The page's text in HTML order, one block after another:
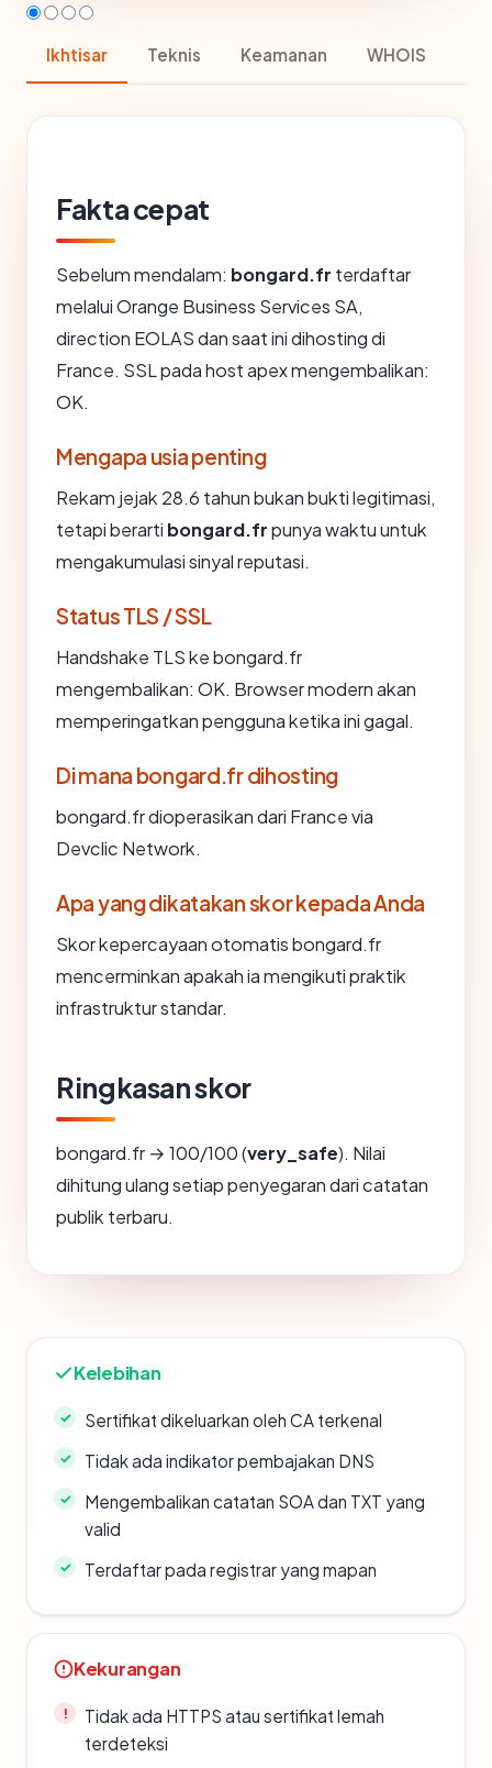
Ikhtisar Teknis Keamanan WHOIS
Fakta cepat
Sebelum mendalam: bongard.fr terdaftar
melalui Orange Business Services SA,
direction EOLAS dan saat ini dihosting di
France. SSL pada host apex mengembalikan:
OK.
Mengapa usia penting
Rekam jejak 28.6 tahun bukan bukti legitimasi,
tetapi berarti bongard.frpunya waktu untuk
mengakumulasi sinyal reputasi.
Status TLS / SSL
Handshake TLS ke bongard.fr
mengembalikan: OK. Browser modern akan
memperingatkan pengguna ketika ini gagal.
Di mana bongard.fr dihosting
bongard.fr dioperasikan dari France via
Devclic Network.
Apa yang dikatakan skor kepada Anda
Skor kepercayaan otomatis bongard.fr
mencerminkan apakah ia mengikuti praktik
infrastruktur standar.
Ringkasan skor
bongard.fr → 100/100 (very_safe). Nilai
dihitung ulang setiap penyegaran dari catatan
publik terbaru.
Kelebihan
Sertifikat dikeluarkan oleh CA terkenal
Tidak ada indikator pembajakan DNS
Mengembalikan catatan SOA dan TXT yang
valid
Terdaftar pada registrar yang mapan
Kekurangan
Tidak ada HTTPS atau sertifikat lemah
terdeteksi